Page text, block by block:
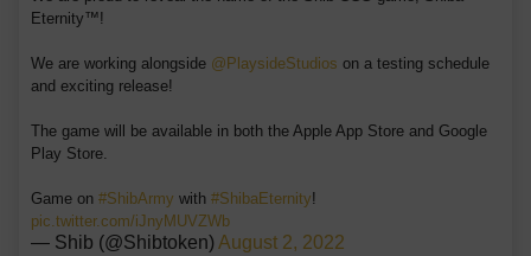
Eternity™!
We are working alongside @PlaysideStudios on a testing schedule
and exciting release!
The game will be available in both the Apple App Store and Google
Play Store.
Game on #ShibArmy with #ShibaEternity!
pic.twitter.com/iJnyMUVZWb
— Shib (@Shibtoken) August 2, 2022